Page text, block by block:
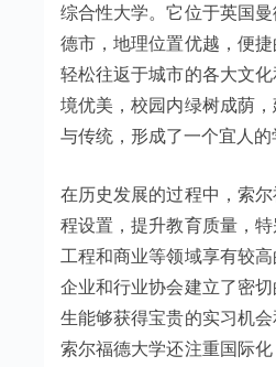
综合性大学。它位于英国
德市，地理位置优越，便
轻松往返于城市的各大文
境优美，校园内绿树成荫
与传统，形成了一个宜人的
在历史发展的过程中，索
程设置，提升教育质量，特
工程和商业等领域享有较
企业和行业协会建立了密
生能够获得宝贵的实习机会
索尔福德大学还注重国际